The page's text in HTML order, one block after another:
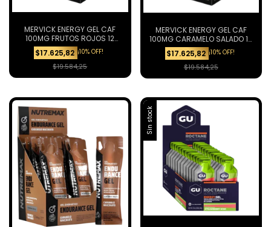
MERVICK ENERGY GEL CAF
100MG FRUTOS ROJOS 12
UNIDADES
$17.625,82¡10% OFF!
$19.584,25
MERVICK ENERGY GEL CAF
100MG CARAMELO SALADO 12
UNIDADES
$17.625,82 ¡10% OFF!
$19.584,25
Sin stock